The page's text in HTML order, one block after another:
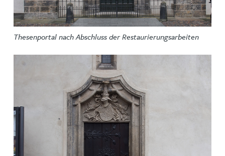
Thesenportal nach Abschluss der Restaurierungsarbeiten